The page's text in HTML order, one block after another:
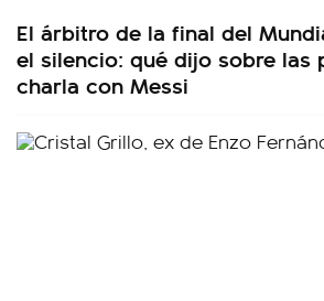
El árbitro de la final del
el silencio: qué dijo sobre las
charla con Messi